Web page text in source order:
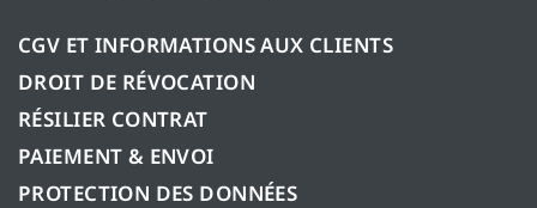
CGV ET INFORMATIONS AUX CLIENTS
DROIT DE RÉVOCATION
RÉSILIER CONTRAT
PAIEMENT & ENVOI
PROTECTION DES DONNÉES